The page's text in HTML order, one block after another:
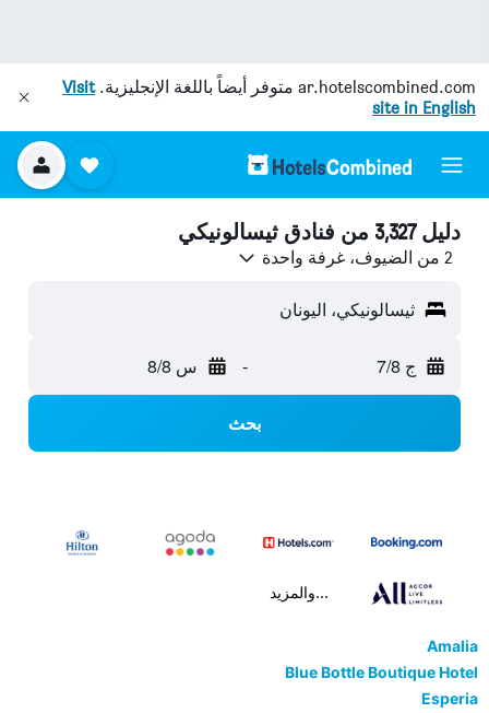
ar.hotelscombined.com متوفر أيضاً باللغة الإنجليزية.Visit
site in English
دليل 3,327 من فنادق ثيسالونيكي
2 من الضيوف، غرفة واحدة
ثيسالونيكي، اليونان
ج 7/8 - س 8/8
بحث
...والمزيد
Amalia
Blue Bottle Boutique Hotel
Esperia